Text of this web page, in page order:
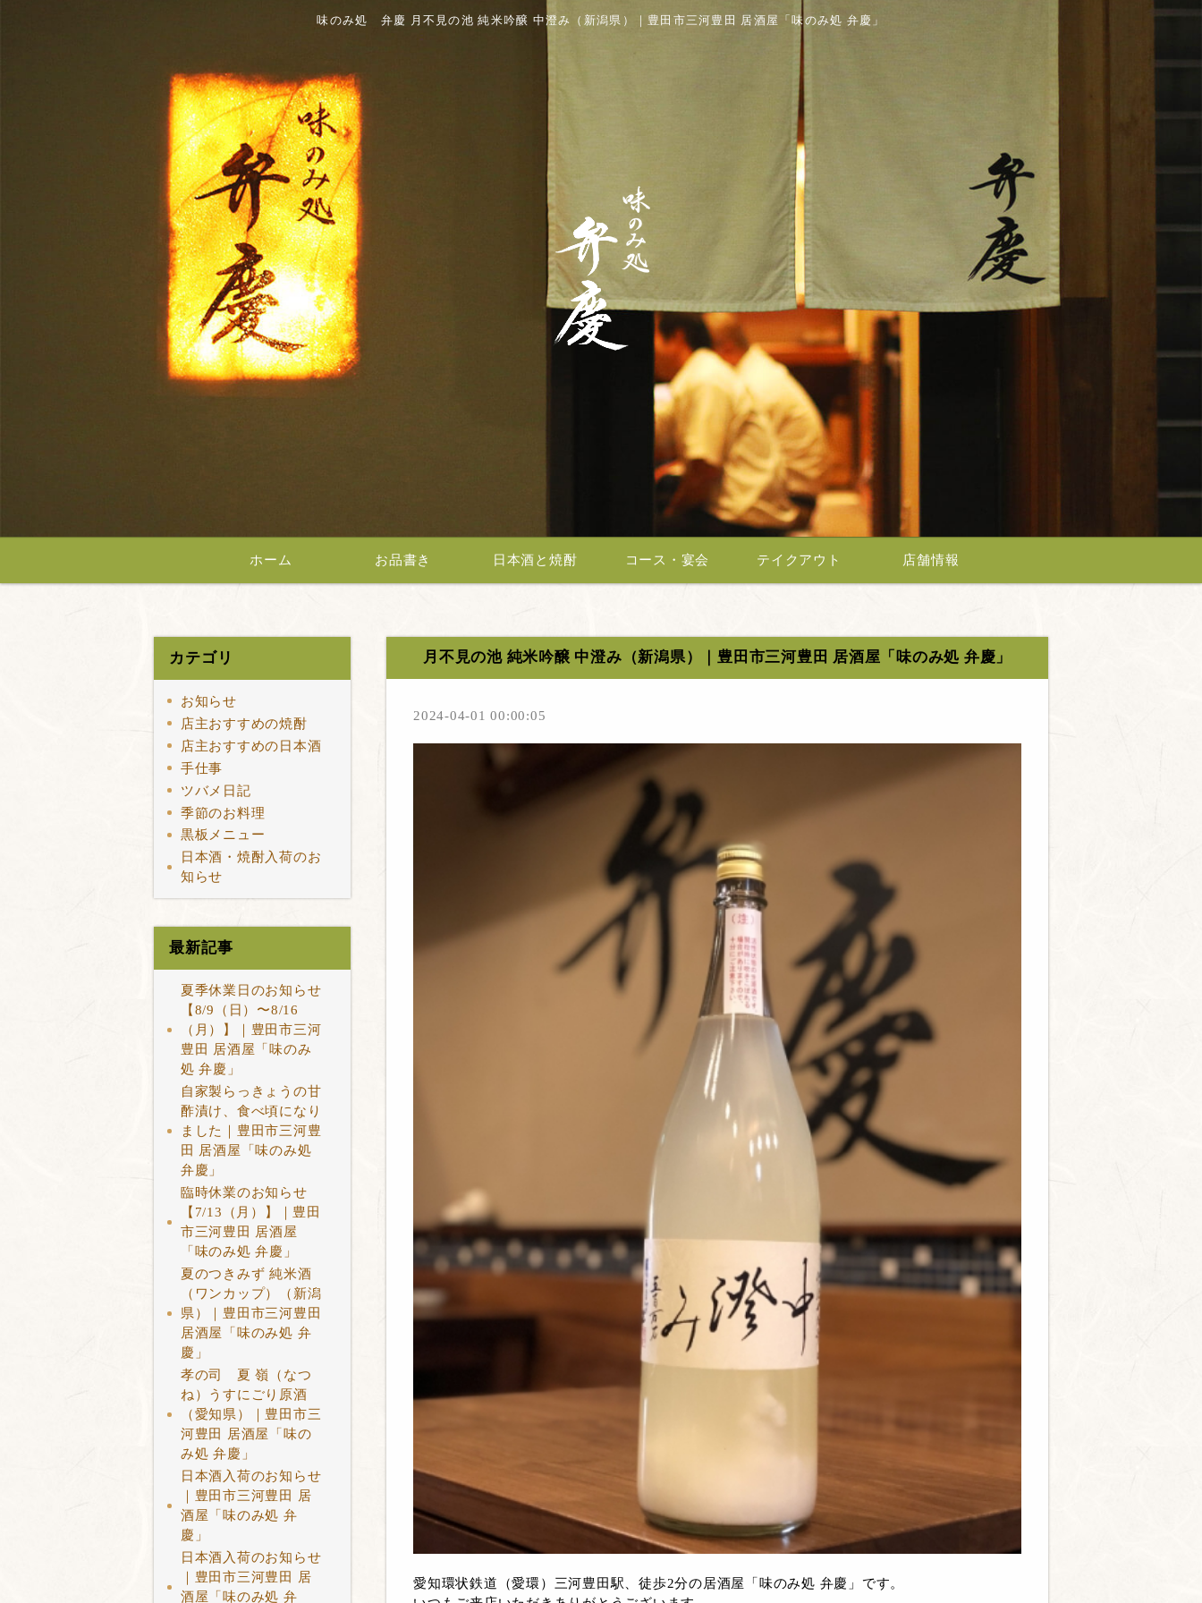
味のみ処 弁慶 月不見の池 純米吟醸 中澄み（新潟県）｜豊田市三河豊田 居酒屋「味のみ処 弁慶」
ホーム お品書き 日本酒と焼酎 コース・宴会 テイクアウト 店舗情報
カテゴリ
お知らせ
店主おすすめの焼酎
店主おすすめの日本酒
手仕事
ツバメ日記
季節のお料理
黒板メニュー
日本酒・焼酎入荷のお
知らせ
最新記事
夏季休業日のお知らせ
【8/9（日）〜8/16
（月）】｜豊田市三河
豊田 居酒屋「味のみ
処 弁慶」
自家製らっきょうの甘
酢漬け、食べ頃になり
ました｜豊田市三河豊
田 居酒屋「味のみ処
弁慶」
臨時休業のお知らせ
【7/13（月）】｜豊田
市三河豊田 居酒屋
「味のみ処 弁慶」
夏のつきみず 純米酒
（ワンカップ）（新潟
県）｜豊田市三河豊田
居酒屋「味のみ処 弁
慶」
孝の司 夏 嶺（なつ
ね）うすにごり原酒
（愛知県）｜豊田市三
河豊田 居酒屋「味の
み処 弁慶」
日本酒入荷のお知らせ
｜豊田市三河豊田 居
酒屋「味のみ処 弁
慶」
日本酒入荷のお知らせ
｜豊田市三河豊田 居
酒屋「味のみ処 弁
月不見の池 純米吟醸 中澄み（新潟県）｜豊田市三河豊田 居酒屋「味のみ処 弁慶」
2024-04-01 00:00:05
愛知環状鉄道（愛環）三河豊田駅、徒歩2分の居酒屋「味のみ処 弁慶」です。